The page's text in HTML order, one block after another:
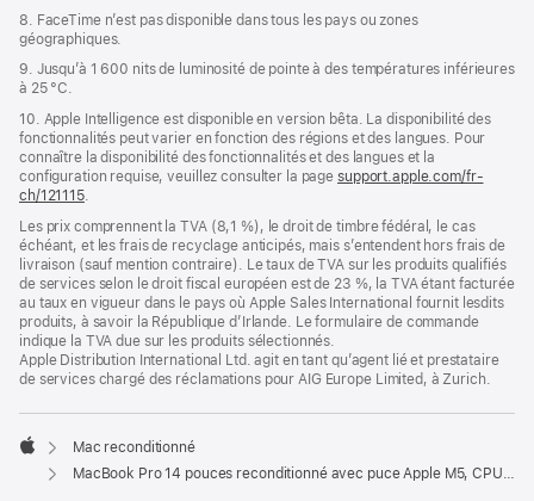
8. FaceTime n’est pas disponible dans tous les pays ou zones
géographiques.
9. Jusqu’à 1 600 nits de luminosité de pointe à des températures inférieures
à 25 °C.
10. Apple Intelligence est disponible en version bêta. La disponibilité des
fonctionnalités peut varier en fonction des régions et des langues. Pour
connaître la disponibilité des fonctionnalités et des langues et la
configuration requise, veuillez consulter la pagesupport.apple.com/fr-
ch/121115.
Les prix comprennent la TVA (8,1 %), le droit de timbre fédéral, le cas
échéant, et les frais de recyclage anticipés, mais s’entendent hors frais de
livraison (sauf mention contraire). Le taux de TVA sur les produits qualifiés
de services selon le droit fiscal européen est de 23 %, la TVA étant facturée
au taux en vigueur dans le pays où Apple Sales International fournit lesdits
produits, à savoir la République d’Irlande. Le formulaire de commande
indique la TVA due sur les produits sélectionnés.
Apple Distribution International Ltd. agit en tant qu’agent lié et prestataire
de services chargé des réclamations pour AIG Europe Limited, à Zurich.
Apple
Mac reconditionné
MacBook Pro 14 pouces reconditionné avec puce Apple M5, CPU 10 cœurs, GPU 10 cœurs - Noir sidéral